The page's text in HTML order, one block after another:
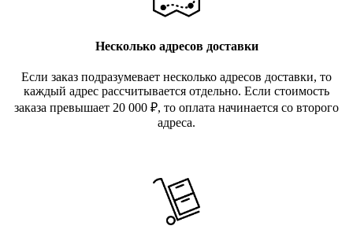
Несколько адресов доставки
Если заказ подразумевает несколько адресов доставки, то
каждый адрес рассчитывается отдельно. Если стоимость
заказа превышает 20 000 ₽, то оплата начинается со второго
адреса.